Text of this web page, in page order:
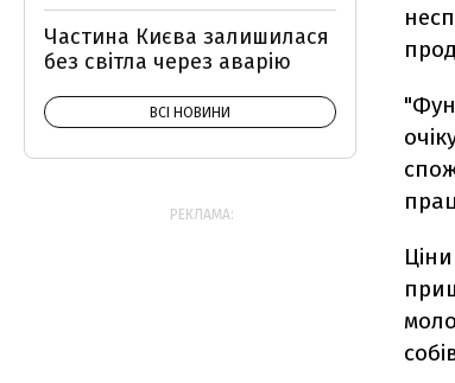
Частина Києва залишилася
без світла через аварію
ВСІ НОВИНИ
РЕКЛАМА: